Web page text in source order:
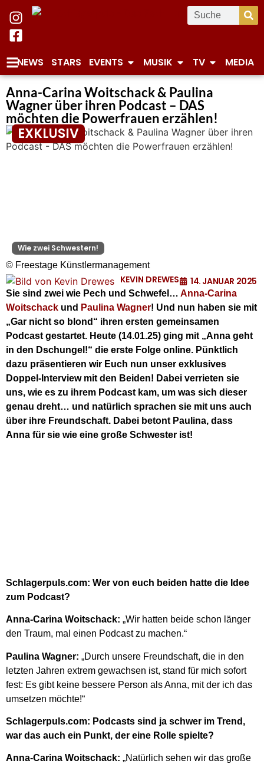
NEWS STARS EVENTS MUSIK TV MEDIA
Anna-Carina Woitschack & Paulina
Wagner über ihren Podcast – DAS
möchten die Powerfrauen erzählen!
EXKLUSIV
Wie zwei Schwestern!
© Freestage Künstlermanagement
KEVIN DREWES 14. JANUAR 2025
Sie sind zwei wie Pech und Schwefel… Anna-Carina
Woitschack und Paulina Wagner! Und nun haben sie mit
„Gar nicht so blond“ ihren ersten gemeinsamen
Podcast gestartet. Heute (14.01.25) ging mit „Anna geht
in den Dschungel!“ die erste Folge online. Pünktlich
dazu präsentieren wir Euch nun unser exklusives
Doppel-Interview mit den Beiden! Dabei verrieten sie
uns, wie es zu ihrem Podcast kam, um was sich dieser
genau dreht… und natürlich sprachen sie mit uns auch
über ihre Freundschaft. Dabei betont Paulina, dass
Anna für sie wie eine große Schwester ist!
Schlagerpuls.com: Wer von euch beiden hatte die Idee
zum Podcast?
Anna-Carina Woitschack: „Wir hatten beide schon länger
den Traum, mal einen Podcast zu machen.“
Paulina Wagner: „Durch unsere Freundschaft, die in den
letzten Jahren extrem gewachsen ist, stand für mich sofort
fest: Es gibt keine bessere Person als Anna, mit der ich das
umsetzen möchte!“
Schlagerpuls.com: Podcasts sind ja schwer im Trend,
war das auch ein Punkt, der eine Rolle spielte?
Anna-Carina Woitschack: „Natürlich sehen wir das große